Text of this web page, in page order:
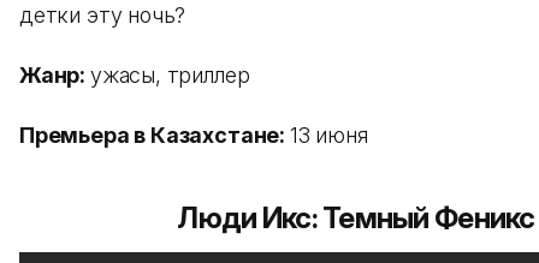
детки эту ночь?
Жанр: ужасы, триллер
Премьера в Казахстане: 13 июня
Люди Икс: Темный Феникс